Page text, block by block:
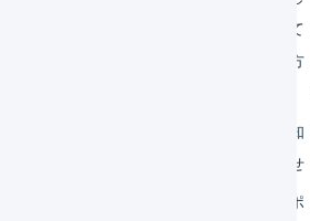
めて
の方
お知
らせ
サポ